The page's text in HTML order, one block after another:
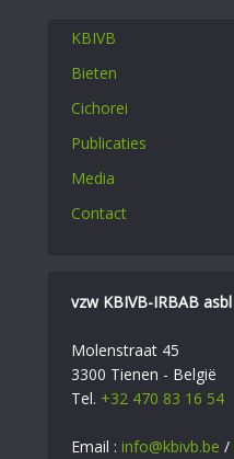
KBIVB
Bieten
Cichorei
Publicaties
Media
Contact
vzw KBIVB-IRBAB asbl
Molenstraat 45
3300 Tienen - België
Tel. +32 470 83 16 54
Email : info@kbivb.be /